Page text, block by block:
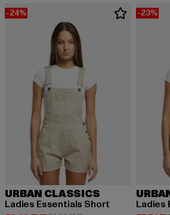
-24%
URBAN CLASSICS
Ladies Essentials Short
-23%
Ladies